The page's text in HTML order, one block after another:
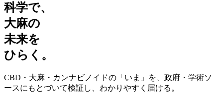
科学で、
大麻の
未来を
ひらく。
CBD・大麻・カンナビノイドの「いま」を、政府・学術ソ
ースにもとづいて検証し、わかりやすく届ける。